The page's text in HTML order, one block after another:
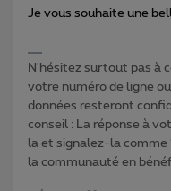
Je vous souhaite une
N'hésitez surtout pas à
votre numéro de ligne
données resteront
conseil : La réponse à
la et signalez-la comme
la communauté en